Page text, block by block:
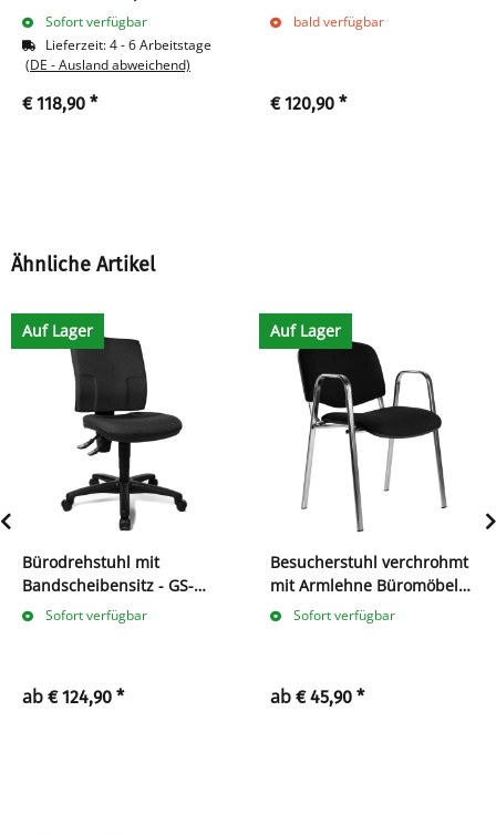
gepolstert
Warteraumstühle
Büromöbel stapelbar
220215
Sofort verfügbar
Lieferzeit:4 - 6 Arbeitstage
(DE - Ausland abweichend)
€ 118,90 *
Schichtholz, schwarz/rot
bald verfügbar
€ 120,90 *
Ähnliche Artikel
Auf Lager
Bürodrehstuhl mit
Bandscheibensitz - GS-
zertifiziert
Sofort verfügbar
ab € 124,90 *
Auf Lager
Besucherstuhl verchrohmt
mit Armlehne Büromöbel
stapelbar verschiedene
Sofort verfügbar
ab € 45,90 *